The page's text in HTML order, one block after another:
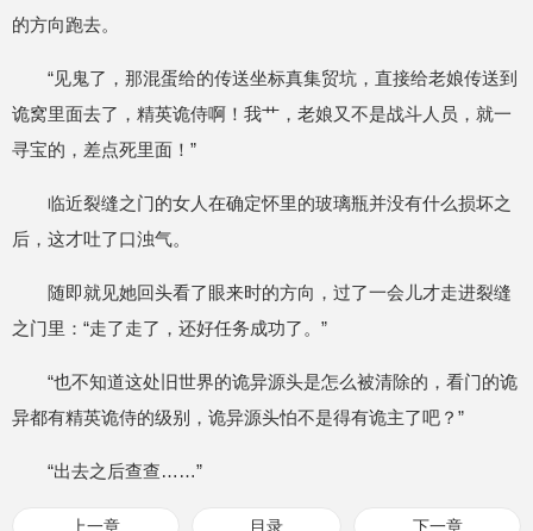
的方向跑去。
“见鬼了，那混蛋给的传送坐标真集贸坑，直接给老娘传送到
诡窝里面去了，精英诡侍啊！我艹，老娘又不是战斗人员，就一
寻宝的，差点死里面！”
临近裂缝之门的女人在确定怀里的玻璃瓶并没有什么损坏之
后，这才吐了口浊气。
随即就见她回头看了眼来时的方向，过了一会儿才走进裂缝
之门里：“走了走了，还好任务成功了。”
“也不知道这处旧世界的诡异源头是怎么被清除的，看门的诡
异都有精英诡侍的级别，诡异源头怕不是得有诡主了吧？”
“出去之后查查……”
上一章 目录 下一章